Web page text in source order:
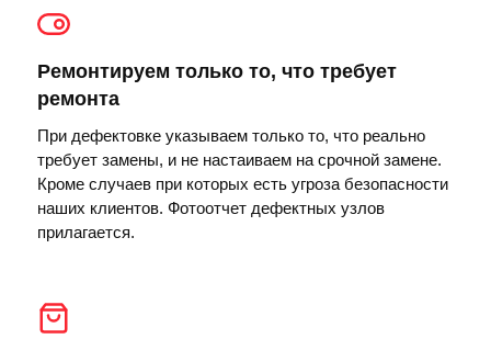
Ремонтируем только то, что требует
ремонта
При дефектовке указываем только то, что реально
требует замены, и не настаиваем на срочной замене.
Кроме случаев при которых есть угроза безопасности
наших клиентов. Фотоотчет дефектных узлов
прилагается.